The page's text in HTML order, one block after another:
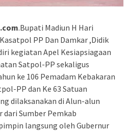
.Bupati Madiun H Hari
PP Dan Damkar ,Didik
kegiatan Apel Kesiapsiagaan
Satpol-PP sekaligus
ke 106 Pemadam Kebakaran
PP dan Ke 63 Satuan
dilaksanakan di Alun-alun
Sumber Pemkab
langsung oleh Gubernur